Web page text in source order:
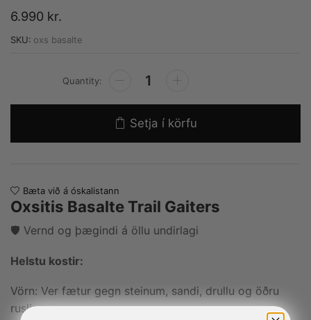
6.990 kr.
SKU: oxs basalte
Setja í körfu
Alternative:
Bæta við á óskalistann
Oxsitis Basalte Trail Gaiters
🛡️ Vernd og þægindi á öllu undirlagi
Helstu kostir:
Vörn: Ver fætur gegn steinum, sandi, drullu og öðru
rusli